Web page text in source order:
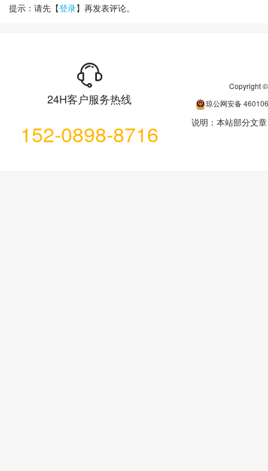
提示：请先【登录】再发表评论。
24H客户服务热线
152-0898-8716
Copyright
琼公网安备
说明：本站部分文